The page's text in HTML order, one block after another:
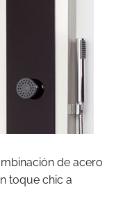
de acero
toque chic a